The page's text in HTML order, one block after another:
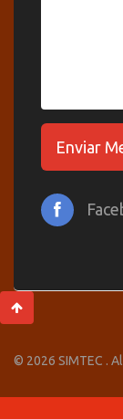
Enviar
© 2026 SIMTEC .